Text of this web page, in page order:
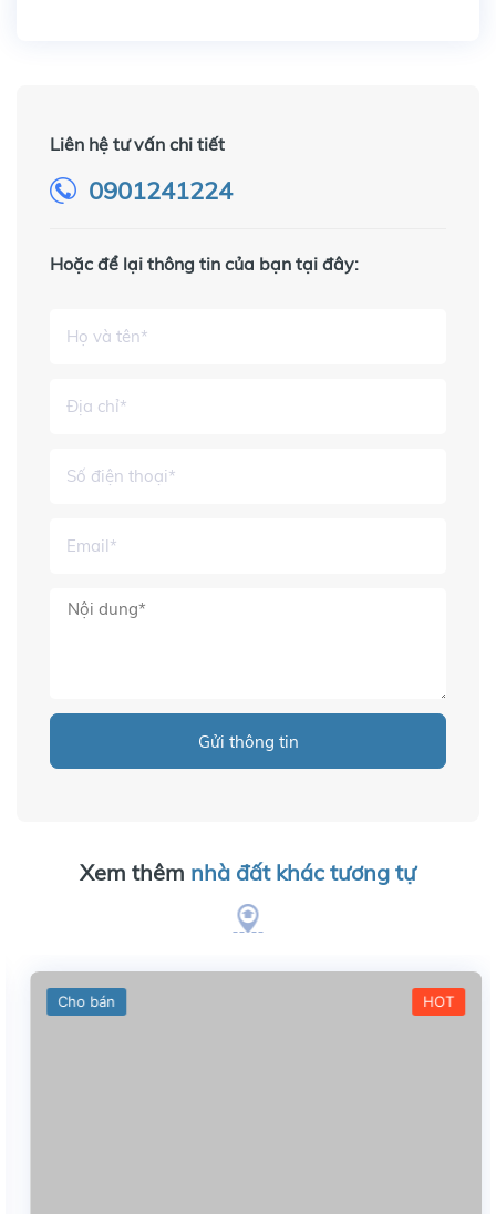
Liên hệ tư vấn chi tiết
0901241224
Hoặc để lại thông tin của bạn tại đây:
Gửi thông tin
Xem thêm nhà đất khác tương tự
Cho bán HOT